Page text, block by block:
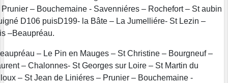
– Bouchemaine - Savenniéres – Rochefort – St aubin
D106 puisD199- la Bâte – La Jumelliére- St Lezin –
–Beaupréau.
– Le Pin en Mauges – St Christine – Bourgneuf –
– Chalonnes- St Georges sur Loire – St Martin du
– St Jean de Liniéres – Prunier – Bouchemaine -